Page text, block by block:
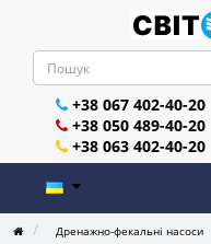
+38 067 402-40-20
+38 050 489-40-20
+38 063 402-40-20
Дренажно-фекальні насоси